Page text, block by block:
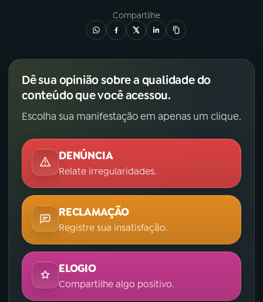
Facebook
Instagram X
TikTok
Compartilhe
Dê sua opinião sobre a qualidade do
conteúdo que você acessou.
Escolha sua manifestação em apenas um clique.
DENÚNCIA
Relate irregularidades.
RECLAMAÇÃO
Registre sua insatisfação.
ELOGIO
Compartilhe algo positivo.